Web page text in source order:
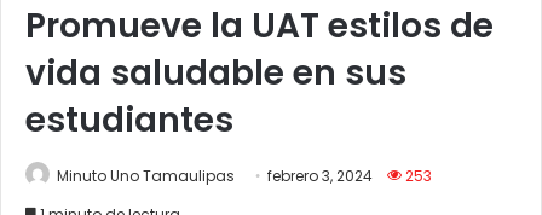
Promueve la UAT estilos de
vida saludable en sus
estudiantes
Minuto Uno Tamaulipas febrero 3, 2024
253